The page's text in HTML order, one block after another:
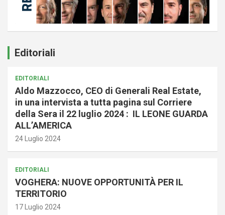
Editoriali
EDITORIALI
Aldo Mazzocco, CEO di Generali Real Estate,
in una intervista a tutta pagina sul Corriere
della Sera il 22 luglio 2024 : IL LEONE GUARDA
ALL’AMERICA
24 Luglio 2024
EDITORIALI
VOGHERA: NUOVE OPPORTUNITÀ PER IL
TERRITORIO
17 Luglio 2024